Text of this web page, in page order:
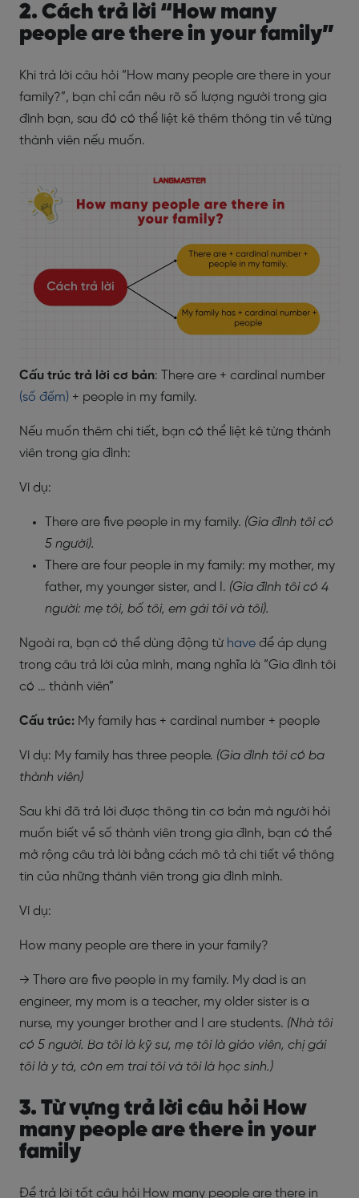
2. Cách trả lời “How many
people are there in your family”
Khi trả lời câu hỏi “How many people are there in your
family?”, bạn chỉ cần nêu rõ số lượng người trong gia
đình bạn, sau đó có thể liệt kê thêm thông tin về từng
thành viên nếu muốn.
Cấu trúc trả lời cơ bản: There are + cardinal number
(số đếm) + people in my family.
Nếu muốn thêm chi tiết, bạn có thể liệt kê từng thành
viên trong gia đình:
Ví dụ:
There are five people in my family. (Gia đình tôi có
5 người).
There are four people in my family: my mother, my
father, my younger sister, and I. (Gia đình tôi có 4
người: mẹ tôi, bố tôi, em gái tôi và tôi).
Ngoài ra, bạn có thể dùng động từ have để áp dụng
trong câu trả lời của mình, mang nghĩa là “Gia đình tôi
có … thành viên”
Cấu trúc: My family has + cardinal number + people
Ví dụ: My family has three people. (Gia đình tôi có ba
thành viên)
Sau khi đã trả lời được thông tin cơ bản mà người hỏi
muốn biết về số thành viên trong gia đình, bạn có thể
mở rộng câu trả lời bằng cách mô tả chi tiết về thông
tin của những thành viên trong gia đình mình.
Ví dụ:
How many people are there in your family?
→ There are five people in my family. My dad is an
engineer, my mom is a teacher, my older sister is a
nurse, my younger brother and I are students. (Nhà tôi
có 5 người. Ba tôi là kỹ sư, mẹ tôi là giáo viên, chị gái
tôi là y tá, còn em trai tôi và tôi là học sinh.)
3. Từ vựng trả lời câu hỏi How
many people are there in your
family
Để trả lời tốt câu hỏi How many people are there in